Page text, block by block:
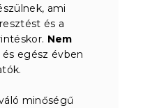
ami
és a
Nem
és egész évben
minőségű